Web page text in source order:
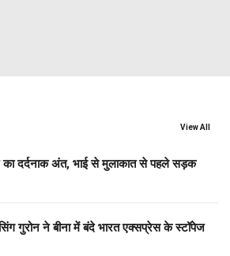
View All
दर्दनाक अंत, भाई से मुलाकात से पहले सड़क
गुरोन ने बीना में बंदे भारत एक्सप्रेस के स्टॉपेज